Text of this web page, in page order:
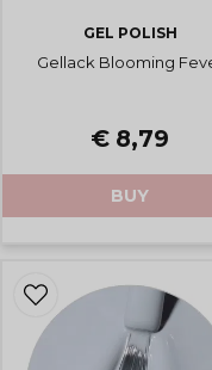
GEL POLISH
Gellack Blooming
€ 8,79
BUY